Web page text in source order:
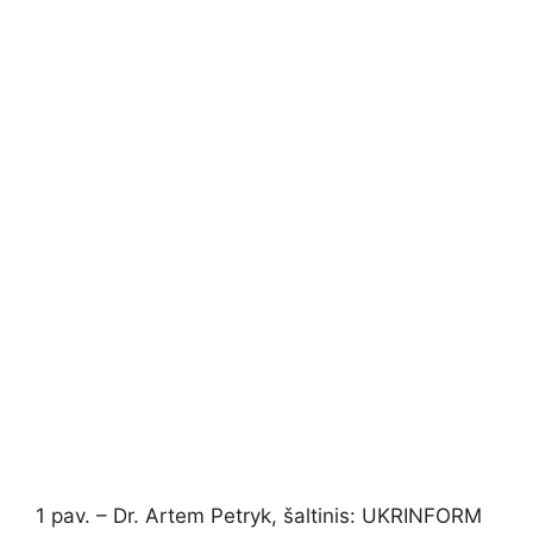
1 pav. – Dr. Artem Petryk, šaltinis: UKRINFORM